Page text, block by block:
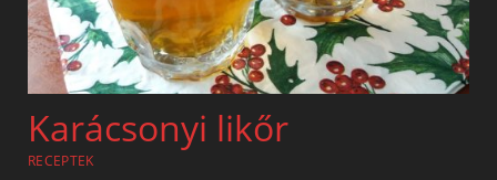
Karácsonyi likőr
RECEPTEK